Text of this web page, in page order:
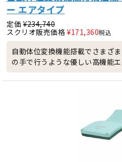
ー エアタイプ
定価 ¥234,740
スクリオ販売価格 ¥171,360税込
自動体位変換機能搭載でさまざ
の手で行うような優しい高機能エ